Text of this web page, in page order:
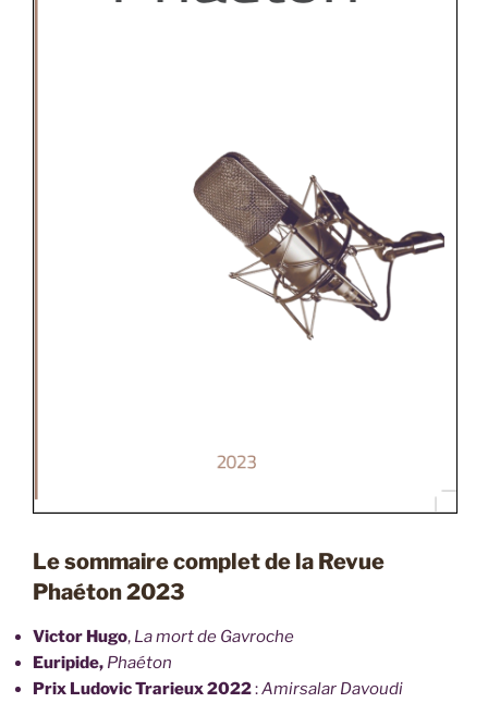
Le sommaire complet de la Revue
Phaéton 2023
Victor Hugo, La mort de Gavroche
Euripide, Phaéton
Prix Ludovic Trarieux 2022:Amirsalar Davoudi